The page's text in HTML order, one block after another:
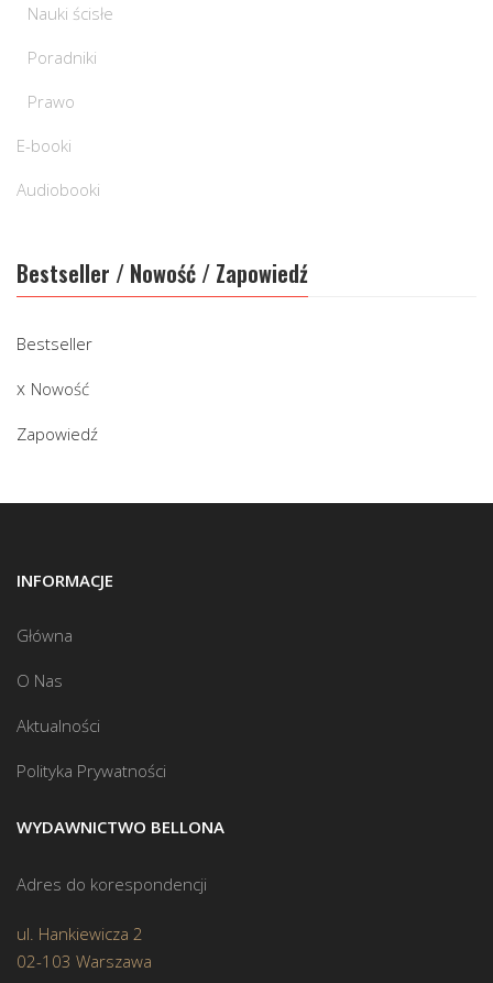
Nauki ścisłe
Poradniki
Prawo
E-booki
Audiobooki
Bestseller / Nowość / Zapowiedź
Bestseller
Nowość
Zapowiedź
INFORMACJE
Główna
O Nas
Aktualności
Polityka Prywatności
WYDAWNICTWO BELLONA
Adres do korespondencji
ul. Hankiewicza 2
02-103 Warszawa